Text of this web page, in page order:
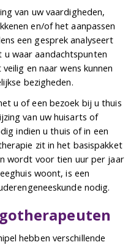
van uw vaardigheden,
en/of het aanpassen
een gesprek analyseert
waar aandachtspunten
en naar wens kunnen
bezigheden.
u of een bezoek bij u thuis
van uw huisarts of
indien u thuis of in een
zit in het basispakket
wordt voor tien uur per jaar
woont, is een
nodig.
hebben verschillende